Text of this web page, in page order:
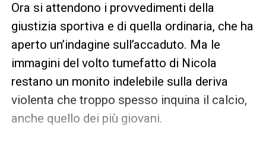
Ora si attendono i provvedimenti della
giustizia sportiva e di quella ordinaria, che ha
aperto un’indagine sull’accaduto. Ma le
immagini del volto tumefatto di Nicola
restano un monito indelebile sulla deriva
violenta che troppo spesso inquina il calcio,
anche quello dei più giovani.